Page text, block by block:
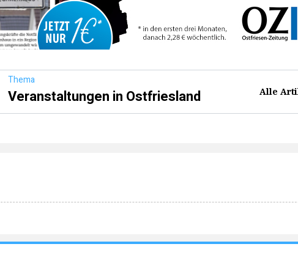
Thema
Veranstaltungen in Ostfriesland Alle